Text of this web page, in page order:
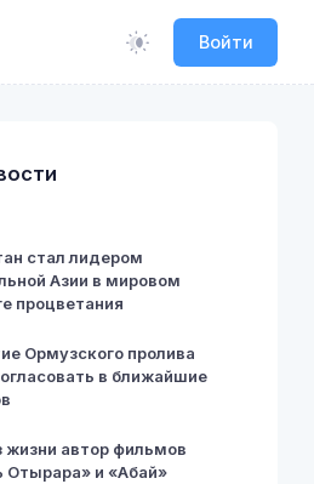
Войти
стал лидером
Азии в мировом
процветания
Ормузского пролива
в ближайшие
жизни автор фильмов
Отырара» и «Абай»